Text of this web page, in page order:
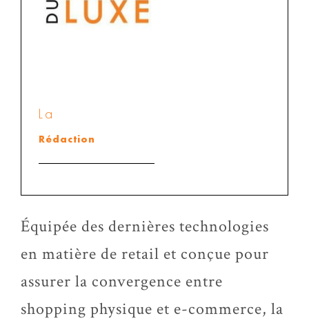
La
Rédaction
Équipée des dernières technologies
en matière de retail et conçue pour
assurer la convergence entre
shopping physique et e-commerce, la